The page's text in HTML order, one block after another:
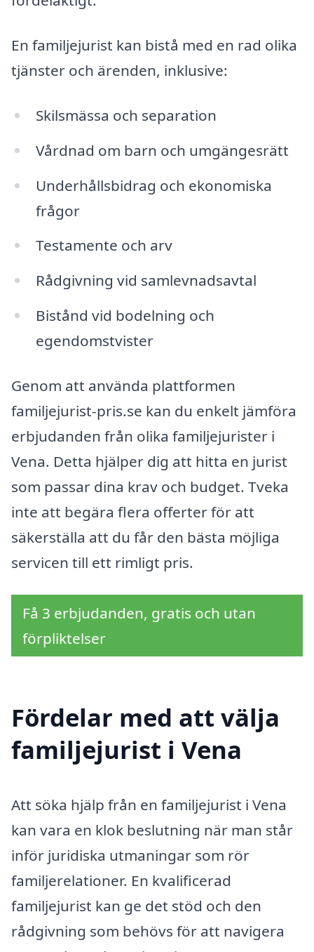
En familjejurist kan bistå med en rad olika
tjänster och ärenden, inklusive:
Skilsmässa och separation
Vårdnad om barn och umgängesrätt
Underhållsbidrag och ekonomiska
frågor
Testamente och arv
Rådgivning vid samlevnadsavtal
Bistånd vid bodelning och
egendomstvister
Genom att använda plattformen
familjejurist-pris.se kan du enkelt jämföra
erbjudanden från olika familjejurister i
Vena. Detta hjälper dig att hitta en jurist
som passar dina krav och budget. Tveka
inte att begära flera offerter för att
säkerställa att du får den bästa möjliga
servicen till ett rimligt pris.
Få 3 erbjudanden, gratis och utan
förpliktelser
Fördelar med att välja
familjejurist i Vena
Att söka hjälp från en familjejurist i Vena
kan vara en klok beslutning när man står
inför juridiska utmaningar som rör
familjerelationer. En kvalificerad
familjejurist kan ge det stöd och den
rådgivning som behövs för att navigera